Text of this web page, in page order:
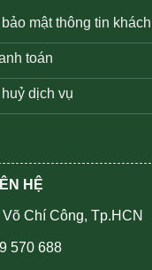
mật thông tin khách
toán
dịch vụ
HỆ
Chí Công, Tp.HCN
570 688